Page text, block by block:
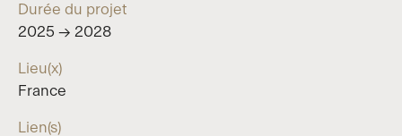
Durée du projet
2025 → 2028
Lieu(x)
France
Lien(s)